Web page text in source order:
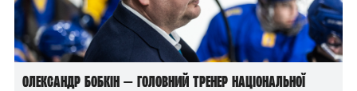
Олександр Бобкін — головний тренер національної